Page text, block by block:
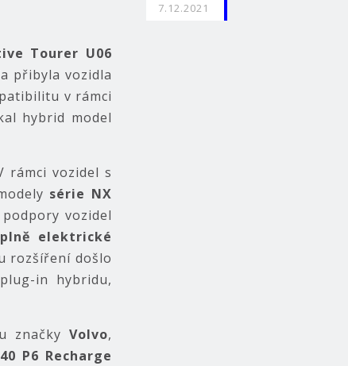
Tourer U06
přibyla vozidla
v rámci
hybrid model
rámci vozidel s
série NX
vozidel
plně elektrické
rozšíření došlo
in hybridu,
značky Volvo,
P6 Recharge
7.12.2021